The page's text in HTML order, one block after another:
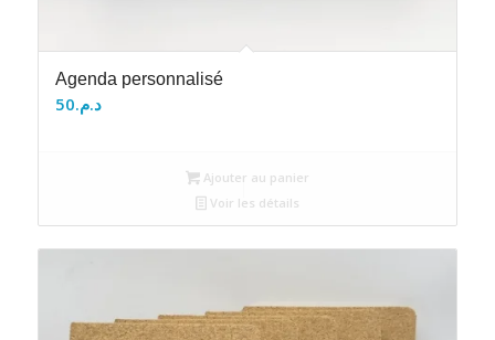
Agenda personnalisé
د.م.50
Ajouter au panier
Voir les détails